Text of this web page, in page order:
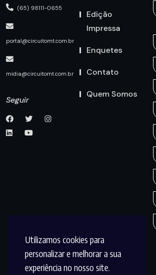
Utilizamos cookies para
personalizar e melhorar a sua
experiência no nosso site.
(65) 98111-0655
portal@circuitomt.com.br
midia@circuitomt.com.br
Seguir
Edição
Impressa
Enquetes
Contato
Quem Somos